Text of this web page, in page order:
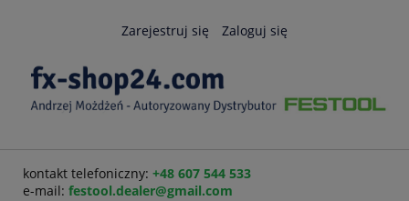
Zarejestruj się Zaloguj się
kontakt telefoniczny: +48 607 544 533
e-mail: festool.dealer@gmail.com